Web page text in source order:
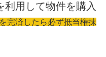
利用して物件を購入
完済したら必ず抵当権抹